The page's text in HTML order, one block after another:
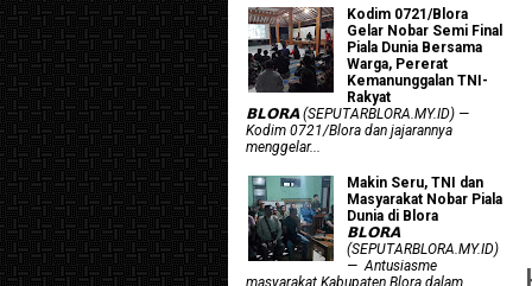
Kodim 0721/Blora
Gelar Nobar Semi Final
Piala Dunia Bersama
Warga, Pererat
Kemanunggalan TNI-
Rakyat
𝗕𝗟𝗢𝗥𝗔 (SEPUTARBLORA.MY.ID) —
Kodim 0721/Blora dan jajarannya
menggelar...
Makin Seru, TNI dan
Masyarakat Nobar Piala
Dunia di Blora
𝗕𝗟𝗢𝗥𝗔
(SEPUTARBLORA.MY.ID)
— Antusiasme
masyarakat Kabupaten Blora dalam...